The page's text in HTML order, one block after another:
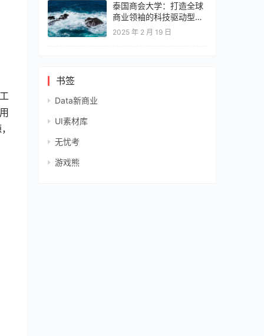
泰国商会大学：打造全球
商业领袖的科技驱动型教
育高地
2025 年 2 月 19 日
书签
Data新商业
UI素材库
无忧考
游戏熊